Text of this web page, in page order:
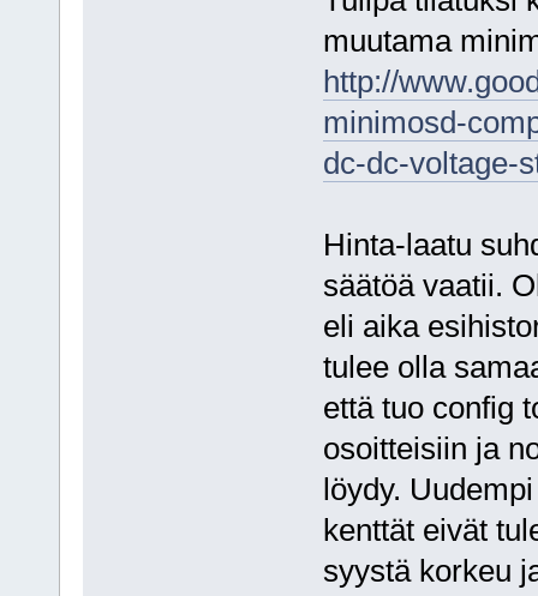
muutama
http://
minimosd-
dc-dc-voltage-
Hinta-laatu
säätöä vaatii.
eli aika
tulee olla
että tuo config
osoitteisiin ja
löydy.
kenttät eivät
syystä korkeu